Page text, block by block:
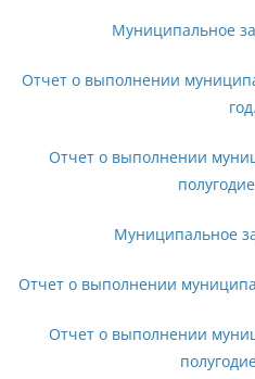
Муниципальное
Отчет о выполнении
год.
Отчет о выполнении
Муниципальное
Отчет о выполнении
Отчет о выполнении